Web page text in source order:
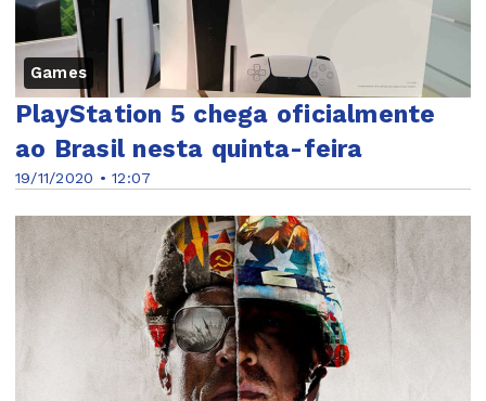
Games
19/11/2020 • 12:07
PlayStation 5 chega oficialmente
ao Brasil nesta quinta-feira